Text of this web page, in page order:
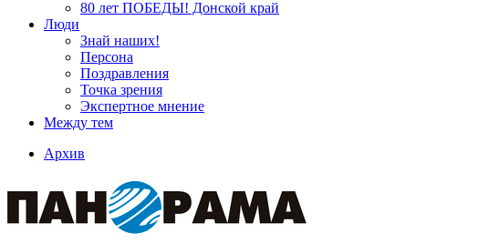
80 лет ПОБЕДЫ! Донской край
Люди
Знай наших!
Персона
Поздравления
Точка зрения
Экспертное мнение
Между тем
Архив